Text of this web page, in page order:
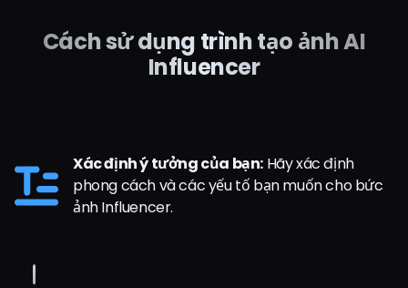
Cách sử dụng trình tạo ảnh AI
Influencer
Xác định ý tưởng của bạn: Hãy xác định
phong cách và các yếu tố bạn muốn cho bức
ảnh Influencer.